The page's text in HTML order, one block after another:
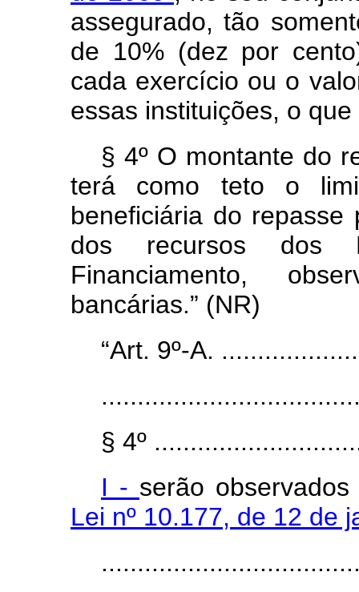
assegurado, tão
de 10% (dez por
cada exercício ou o
essas instituições, o
§ 4º O montante do
terá como teto o
beneficiária do repasse
dos recursos dos
Financiamento,
bancárias.” (NR)
“Art. 9º-A.
§ 4º
I - serão
Lei nº 10.177, de 12 de